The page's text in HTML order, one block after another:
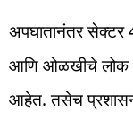
अपघातानंतर सेक्टर
आणि ओळखीचे लोक
आहेत. तसेच